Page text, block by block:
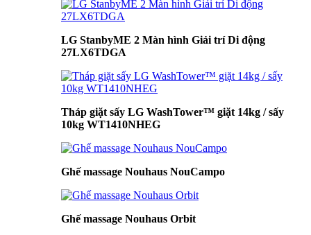
LG StanbyME 2 Màn hình Giải trí Di động
27LX6TDGA
Tháp giặt sấy LG WashTower™ giặt 14kg / sấy
10kg WT1410NHEG
Ghế massage Nouhaus NouCampo
Ghế massage Nouhaus Orbit